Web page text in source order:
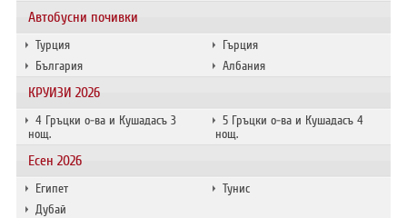
Автобусни почивки
Турция
Гърция
България
Албания
КРУИЗИ 2026
4 Гръцки о-ва и Кушадасъ 3
нощ.
5 Гръцки о-ва и Кушадасъ 4
нощ.
Есен 2026
Египет
Тунис
Дубай